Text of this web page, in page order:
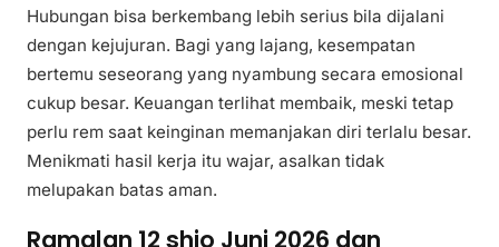
Hubungan bisa berkembang lebih serius bila dijalani
dengan kejujuran. Bagi yang lajang, kesempatan
bertemu seseorang yang nyambung secara emosional
cukup besar. Keuangan terlihat membaik, meski tetap
perlu rem saat keinginan memanjakan diri terlalu besar.
Menikmati hasil kerja itu wajar, asalkan tidak
melupakan batas aman.
Ramalan 12 shio Juni 2026 dan